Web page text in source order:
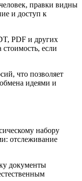
правки видны
и доступ к
PDF и других
если
что позволяет
идеями и
набору
отслеживание
документы